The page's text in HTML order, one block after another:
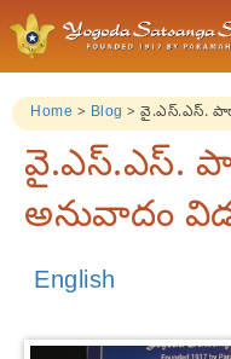
Home > Blog > వై.ఎస్.ఎస్.
వై.ఎస్.ఎస్.
అనువాదం
English